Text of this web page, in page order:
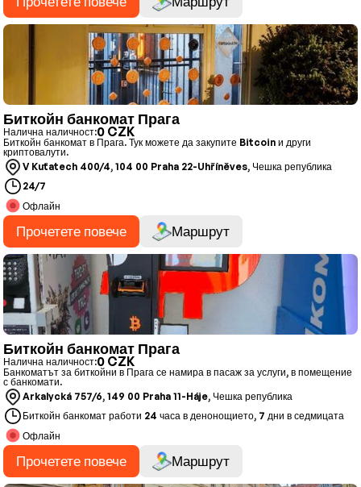
Биткойн банкомат Прага
Налична наличност:0 CZK
Биткойн банкомат в Прага. Тук можете да закупите Bitcoin и други
криптовалути.
V Kuťatech 400/4, 104 00 Praha 22-Uhříněves, Чешка република
24/7
Офлайн
Прочетете повече Маршрут
Биткойн банкомат Прага
Налична наличност:0 CZK
Банкоматът за биткойни в Прага се намира в пасаж за услуги, в помещение
с банкомати.
Arkalycká 757/6, 149 00 Praha 11-Háje, Чешка република
Биткойн банкомат работи 24 часа в денонощието, 7 дни в седмицата
Офлайн
Прочетете повече Маршрут